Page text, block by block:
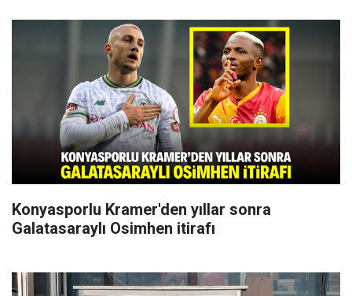
Konyasporlu Kramer'den yıllar sonra
Galatasaraylı Osimhen itirafı